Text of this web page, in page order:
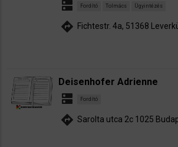
dns Fordító Tolmács Ügyintézés
directions Fichtestr. 4a, 51368
Deisenhofer Adrienne
dns Fordító
directions Sarolta utca 2c 1025